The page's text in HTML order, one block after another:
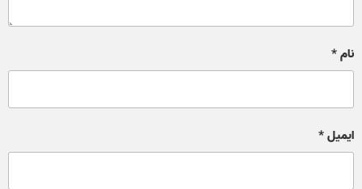
نام*
ایمیل*